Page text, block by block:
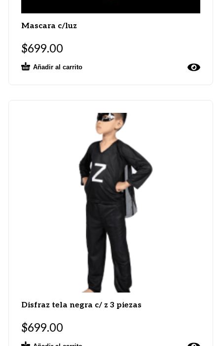
Mascara c/luz
$699.00
Añadir al carrito
Disfraz tela negra c/ z 3 piezas
$699.00